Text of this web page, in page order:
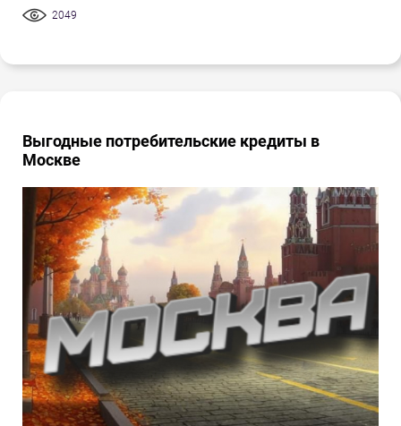
2049
Выгодные потребительские кредиты в
Москве